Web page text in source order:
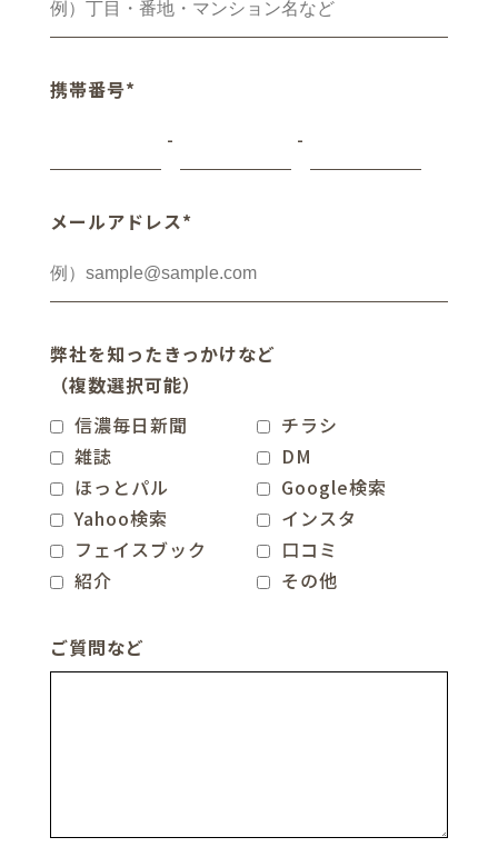
携帯番号*
-
-
メールアドレス*
弊社を知ったきっかけなど
（複数選択可能）
信濃毎日新聞
チラシ
雑誌
DM
ほっとパル
Google検索
Yahoo検索
インスタ
フェイスブック
口コミ
紹介
その他
ご質問など